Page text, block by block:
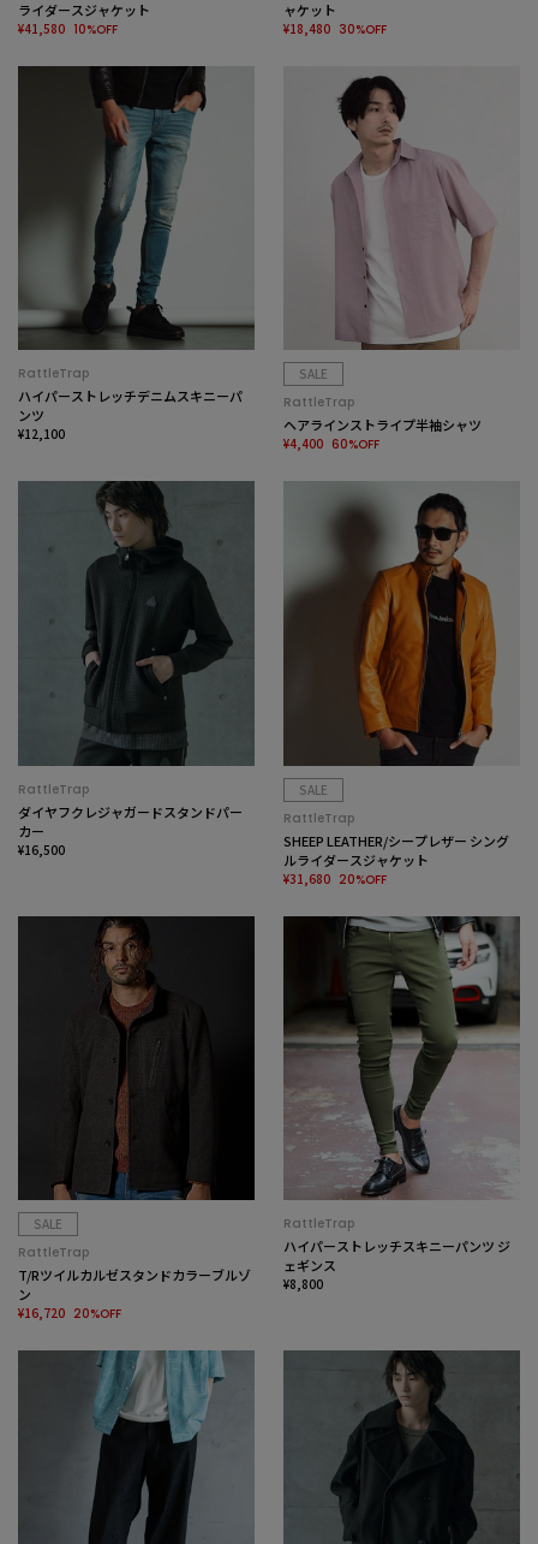
ライダースジャケット
¥41,580 10%OFF
ャケット
¥18,480 30%OFF
RattleTrap
ハイパーストレッチデニムスキニーパ
ンツ
¥12,100
SALE
RattleTrap
ヘアラインストライプ半袖シャツ
¥4,400 60%OFF
RattleTrap
ダイヤフクレジャガードスタンドパー
カー
¥16,500
SALE
RattleTrap
SHEEP LEATHER/シープレザー シング
ルライダースジャケット
¥31,680 20%OFF
SALE
RattleTrap
T/Rツイルカルゼスタンドカラーブルゾ
ン
¥16,720 20%OFF
RattleTrap
ハイパーストレッチスキニーパンツ ジ
ェギンス
¥8,800